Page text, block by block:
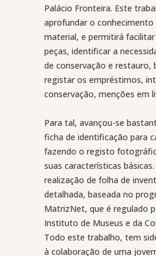
Palácio Fronteira. Este
aprofundar o
material, e permitirá
peças, identificar a
de conservação e restauro,
registar os empréstimos,
conservação, menções em
Para tal, avançou-se
ficha de identificação para
fazendo o registo
suas características
realização de folha de
detalhada, baseada no
MatrizNet, que é regulado
Instituto de Museus e da
Todo este trabalho, tem
à colaboração de uma